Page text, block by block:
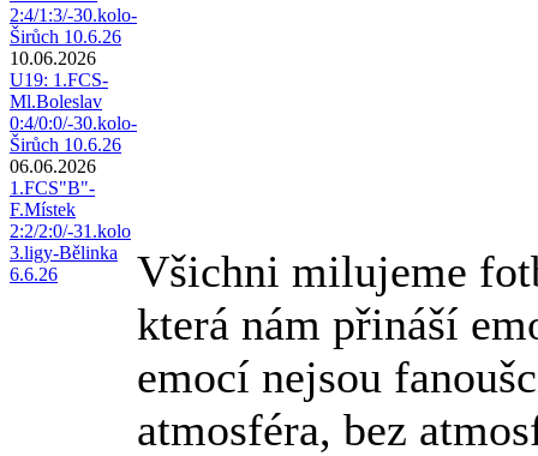
2:4/1:3/-30.kolo-
Širůch 10.6.26
10.06.2026
U19: 1.FCS-
Ml.Boleslav
0:4/0:0/-30.kolo-
Širůch 10.6.26
06.06.2026
1.FCS"B"-
F.Místek
2:2/2:0/-31.kolo
3.ligy-Bělinka
6.6.26
Všichni milujeme
která nám přináší
emocí nejsou
atmosféra, bez